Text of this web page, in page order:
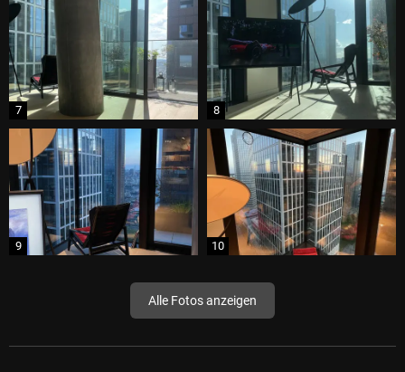
Alle Fotos anzeigen